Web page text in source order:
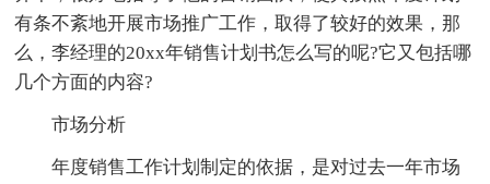
有条不紊地开展市场推广工作，取得了较好的效果，那
么，李经理的20xx年销售计划书怎么写的呢?它又包括哪
几个方面的内容?
市场分析
年度销售工作计划制定的依据，是对过去一年市场